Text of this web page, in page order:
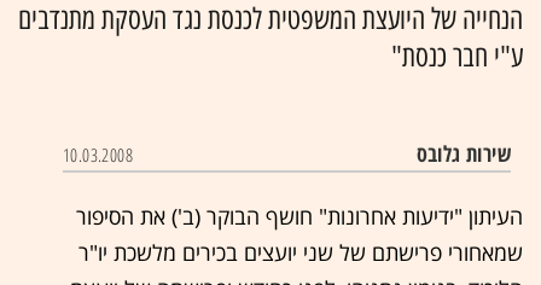
הנחייה של היועצת המשפטית לכנסת נגד העסקת מתנדבים
ע"י חבר כנסת"
שירות גלובס 10.03.2008
העיתון "ידיעות אחרונות" חושף הבוקר (ב') את הסיפור
שמאחורי פרישתם של שני יועצים בכירים מלשכת יו"ר